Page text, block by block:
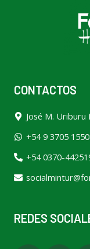
CONTACTOS
José M.
+54 9 3705
+54 0370-
REDES